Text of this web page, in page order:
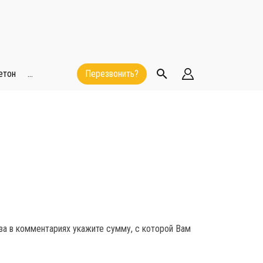
... Перезвонить?
в комментариях укажите сумму, с которой Вам